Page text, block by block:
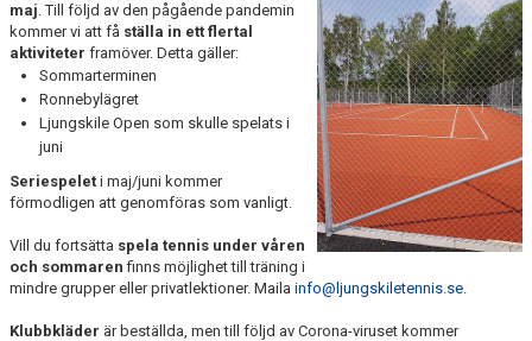
maj. Till följd av den pågående pandemin
kommer vi att få ställa in ett flertal
aktiviteter framöver. Detta gäller:
Sommarterminen
Ronnebylägret
Ljungskile Open som skulle spelats i
juni
Seriespelet i maj/juni kommer
förmodligen att genomföras som vanligt.
Vill du fortsätta spela tennis under våren
och sommaren finns möjlighet till träning i
mindre grupper eller privatlektioner. Maila info@ljungskiletennis.se.
Klubbkläder är beställda, men till följd av Corona-viruset kommer